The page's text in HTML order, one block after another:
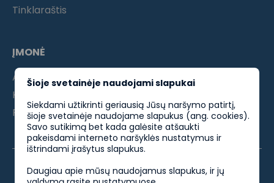
Tinklaraštis
ĮMONĖ
Apie mus
Kontaktai
Partneriams
Šioje svetainėje naudojami slapukai
Siekdami užtikrinti geriausią Jūsų naršymo patirtį,
šioje svetainėje naudojame slapukus (ang. cookies).
Savo sutikimą bet kada galėsite atšaukti
pakeisdami interneto naršyklės nustatymus ir
ištrindami įrašytus slapukus.
Daugiau apie mūsų naudojamus slapukus, ir jų